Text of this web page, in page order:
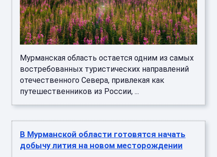
Мурманская область остается одним из самых
востребованных туристических направлений
отечественного Севера, привлекая как
путешественников из России, ...
В Мурманской области готовятся начать
добычу лития на новом месторождении